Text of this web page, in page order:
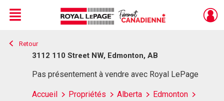
Live
En Direct
Menu
Retour
3112 110 Street NW, Edmonton, AB
Pas présentement à vendre avec Royal LePage
Accueil Propriétés Alberta
Edmonton